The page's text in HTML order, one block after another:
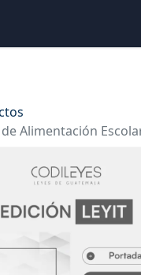
Alimentación